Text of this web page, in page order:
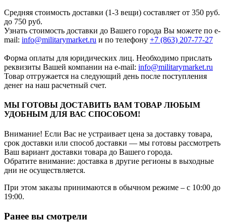
Средняя стоимость доставки (1-3 вещи) составляет от 350 руб.
до 750 руб.
Узнать стоимость доставки до Вашего города Вы можете по e-
mail: info@militarymarket.ru и по телефону +7 (863) 207-77-27
Форма оплаты для юридических лиц. Необходимо прислать
реквизиты Вашей компании на е-mail: info@militarymarket.ru
Товар отгружается на следующий день после поступления
денег на наш расчетный счет.
МЫ ГОТОВЫ ДОСТАВИТЬ ВАМ ТОВАР ЛЮБЫМ
УДОБНЫМ ДЛЯ ВАС СПОСОБОМ!
Внимание! Если Вас не устраивает цена за доставку товара,
срок доставки или способ доставки — мы готовы рассмотреть
Ваш вариант доставки товара до Вашего города.
Обратите внимание: доставка в другие регионы в выходные
дни не осуществляется.
При этом заказы принимаются в обычном режиме – с 10:00 до
19:00.
Ранее вы смотрели